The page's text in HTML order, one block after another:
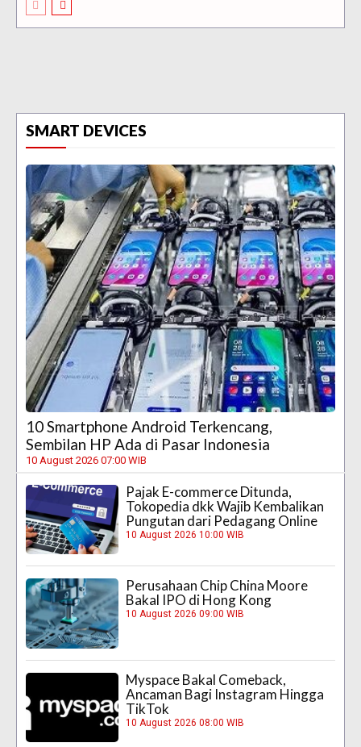
SMART DEVICES
10 Smartphone Android Terkencang,
Sembilan HP Ada di Pasar Indonesia
10 August 2026 07:00 WIB
Pajak E-commerce Ditunda,
Tokopedia dkk Wajib Kembalikan
Pungutan dari Pedagang Online
10 August 2026 10:00 WIB
Perusahaan Chip China Moore
Bakal IPO di Hong Kong
10 August 2026 09:00 WIB
Myspace Bakal Comeback,
Ancaman Bagi Instagram Hingga
TikTok
10 August 2026 08:00 WIB